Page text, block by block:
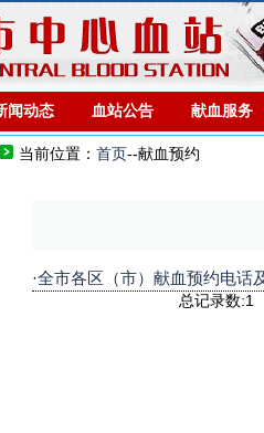
闻动态 血站公告 献血服务
当前位置： 首页--献血预约
·全市各区（市）献血预约电话
总记录